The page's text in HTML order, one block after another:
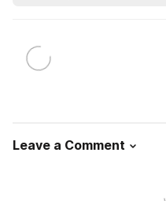
Leave a Comment